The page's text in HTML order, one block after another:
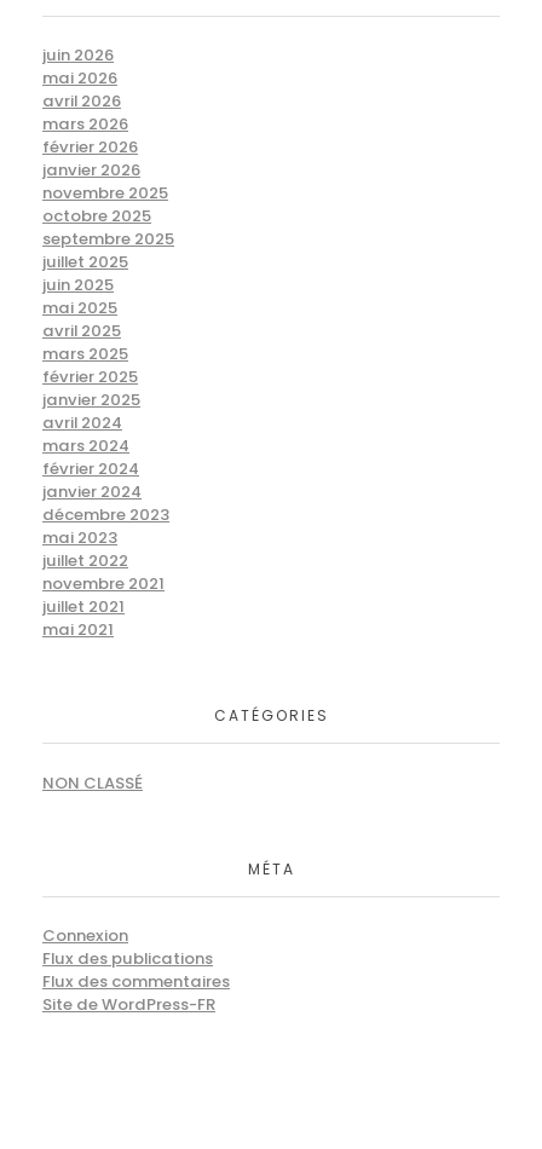
juin 2026
mai 2026
avril 2026
mars 2026
février 2026
janvier 2026
novembre 2025
octobre 2025
septembre 2025
juillet 2025
juin 2025
mai 2025
avril 2025
mars 2025
février 2025
janvier 2025
avril 2024
mars 2024
février 2024
janvier 2024
décembre 2023
mai 2023
juillet 2022
novembre 2021
juillet 2021
mai 2021
CATÉGORIES
NON CLASSÉ
MÉTA
Connexion
Flux des publications
Flux des commentaires
Site de WordPress-FR